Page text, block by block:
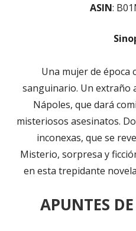
ASIN:
Una mujer de época
sanguinario. Un extraño
Nápoles, que dará
misteriosos asesinatos.
inconexas, que se
Misterio, sorpresa y
en esta trepidante
APUNTES